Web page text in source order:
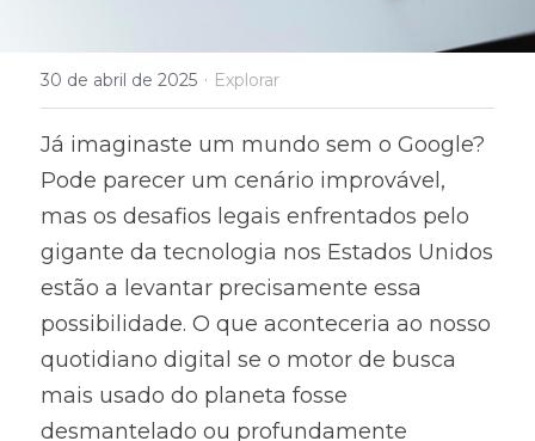
30 de abril de 2025 · Explorar
Já imaginaste um mundo sem o Google?
Pode parecer um cenário improvável,
mas os desafios legais enfrentados pelo
gigante da tecnologia nos Estados Unidos
estão a levantar precisamente essa
possibilidade. O que aconteceria ao nosso
quotidiano digital se o motor de busca
mais usado do planeta fosse
desmantelado ou profundamente